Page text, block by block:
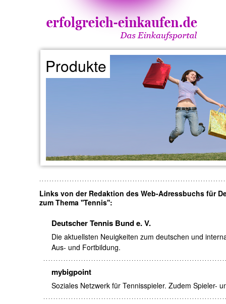
Produkte
Links von der Redaktion des Web-Adressbuchs für
zum Thema ''Tennis'':
Deutscher Tennis Bund e. V.
Die aktuellsten Neuigkeiten zum deutschen und
Aus- und Fortbildung.
mybigpoint
Soziales Netzwerk für Tennisspieler. Zudem Spieler-